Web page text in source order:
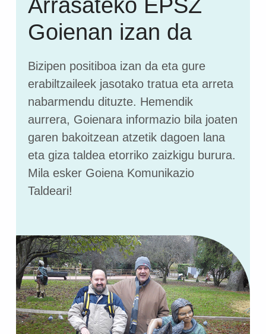
Arrasateko EPSZ
Goienan izan da
Bizipen positiboa izan da eta gure
erabiltzaileek jasotako tratua eta arreta
nabarmendu dituzte. Hemendik
aurrera, Goienara informazio bila joaten
garen bakoitzean atzetik dagoen lana
eta giza taldea etorriko zaizkigu burura.
Mila esker Goiena Komunikazio
Taldeari!